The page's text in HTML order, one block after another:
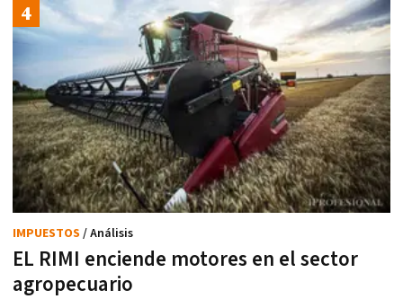
EL RIMI enciende motores en el sector
agropecuario
IMPUESTOS / Análisis